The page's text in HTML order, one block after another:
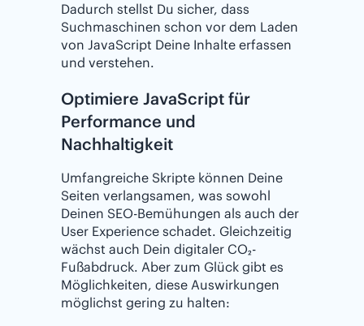
Dadurch stellst Du sicher, dass
Suchmaschinen schon vor dem Laden
von JavaScript Deine Inhalte erfassen
und verstehen.
Optimiere JavaScript für
Performance und
Nachhaltigkeit
Umfangreiche Skripte können Deine
Seiten verlangsamen, was sowohl
Deinen SEO-Bemühungen als auch der
User Experience schadet. Gleichzeitig
wächst auch Dein digitaler CO₂-
Fußabdruck. Aber zum Glück gibt es
Möglichkeiten, diese Auswirkungen
möglichst gering zu halten: